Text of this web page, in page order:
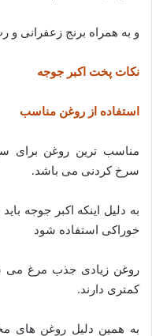
و به همراه برنج زعفرانی
نکات پخت اکبر جوجه
استفاده از روغن مناسب
مناسب ترین روغن برای
سرخ کردنی می باشد.
به دلیل اینکه اکبر جوجه
خوراکی استفاده شود
روغن زیادی جذب مرغ می
کمتری دارند.
به همین دلیل روغن